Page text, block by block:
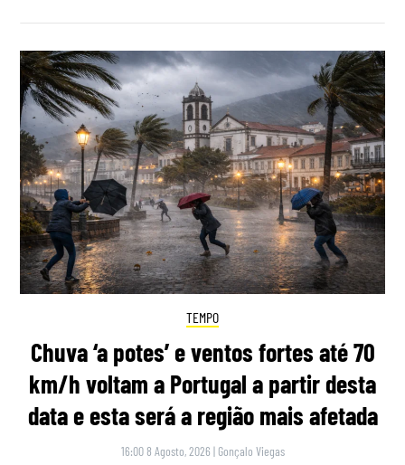
TEMPO
Chuva ‘a potes’ e ventos fortes até 70
km/h voltam a Portugal a partir desta
data e esta será a região mais afetada
16:00 8 Agosto, 2026 | Gonçalo Viegas